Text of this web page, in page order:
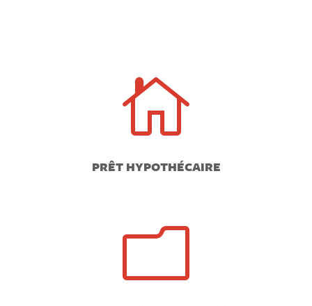

PRÊT HYPOTHÉCAIRE
m